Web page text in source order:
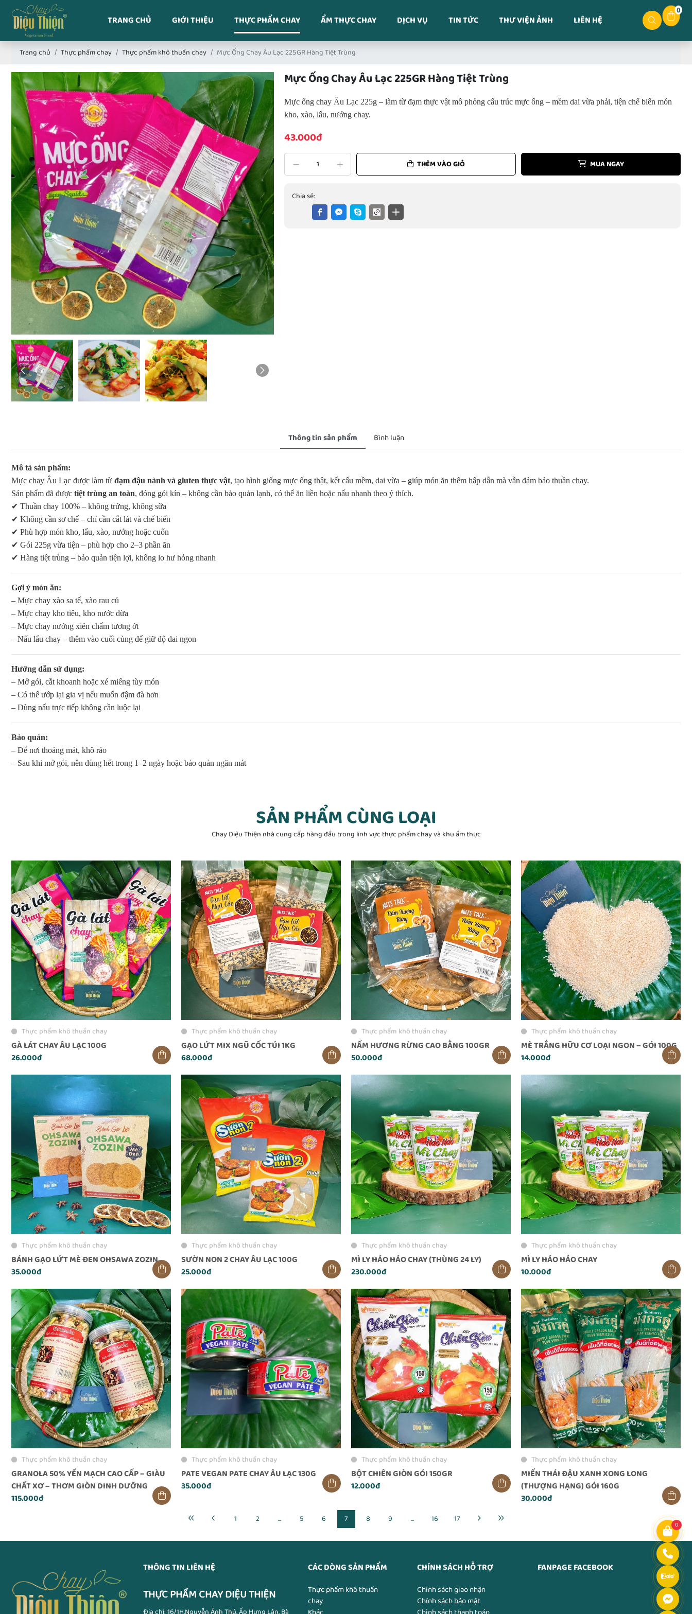
TRANG CHỦ GIỚI THIỆU THỰC PHẨM CHAY ẨM THỰC CHAY DỊCH VỤ TIN TỨC THƯ VIỆN ẢNH LIÊN HỆ 0
Trang chủ Thực phẩm chay Thực phẩm khô thuần chay Mực Ống Chay Âu Lạc 225GR Hàng Tiệt Trùng
Mực Ống Chay Âu Lạc 225GR Hàng Tiệt Trùng
Mực ống chay Âu Lạc 225g – làm từ đạm thực vật mô phỏng cấu trúc mực ống – mềm dai vừa phải, tiện chế biến món
kho, xào, lẩu, nướng chay.
43.000đ
THÊM VÀO GIỎ MUA NGAY
Chia sẻ:
Thông tin sản phẩm Bình luận
Mô tả sản phẩm:
Mực chay Âu Lạc được làm từ đạm đậu nành và gluten thực vật, tạo hình giống mực ống thật, kết cấu mềm, dai vừa – giúp món ăn thêm hấp dẫn mà vẫn đảm bảo thuần chay.
Sản phẩm đã được tiệt trùng an toàn, đóng gói kín – không cần bảo quản lạnh, có thể ăn liền hoặc nấu nhanh theo ý thích.
✔ Thuần chay 100% – không trứng, không sữa
✔ Không cần sơ chế – chỉ cần cắt lát và chế biến
✔ Phù hợp món kho, lẩu, xào, nướng hoặc cuốn
✔ Gói 225g vừa tiện – phù hợp cho 2–3 phần ăn
✔ Hàng tiệt trùng – bảo quản tiện lợi, không lo hư hỏng nhanh
Gợi ý món ăn:
– Mực chay xào sa tế, xào rau củ
– Mực chay kho tiêu, kho nước dừa
– Mực chay nướng xiên chấm tương ớt
– Nấu lẩu chay – thêm vào cuối cùng để giữ độ dai ngon
Hướng dẫn sử dụng:
– Mở gói, cắt khoanh hoặc xé miếng tùy món
– Có thể ướp lại gia vị nếu muốn đậm đà hơn
– Dùng nấu trực tiếp không cần luộc lại
Bảo quản:
– Để nơi thoáng mát, khô ráo
– Sau khi mở gói, nên dùng hết trong 1–2 ngày hoặc bảo quản ngăn mát
SẢN PHẨM CÙNG LOẠI
Chay Diệu Thiện nhà cung cấp hàng đầu trong lĩnh vực thực phẩm chay và khu ẩm thực
Thực phẩm khô thuần chay
GÀ LÁT CHAY ÂU LẠC 100G
26.000đ
Thực phẩm khô thuần chay
GẠO LỨT MIX NGŨ CỐC TÚI 1KG
68.000đ
Thực phẩm khô thuần chay
NẤM HƯƠNG RỪNG CAO BẰNG 100GR
50.000đ
Thực phẩm khô thuần chay
MÈ TRẮNG HỮU CƠ LOẠI NGON – GÓI 100G
14.000đ
Thực phẩm khô thuần chay
BÁNH GẠO LỨT MÈ ĐEN OHSAWA ZOZIN
35.000đ
Thực phẩm khô thuần chay
SƯỜN NON 2 CHAY ÂU LẠC 100G
25.000đ
Thực phẩm khô thuần chay
MÌ LY HẢO HẢO CHAY (THÙNG 24 LY)
230.000đ
Thực phẩm khô thuần chay
MÌ LY HẢO HẢO CHAY
10.000đ
Thực phẩm khô thuần chay
GRANOLA 50% YẾN MẠCH CAO CẤP – GIÀU
CHẤT XƠ – THƠM GIÒN DINH DƯỠNG
115.000đ
Thực phẩm khô thuần chay
PATE VEGAN PATE CHAY ÂU LẠC 130G
35.000đ
Thực phẩm khô thuần chay
BỘT CHIÊN GIÒN GÓI 150GR
12.000đ
Thực phẩm khô thuần chay
MIẾN THÁI ĐẬU XANH XONG LONG
(THƯỢNG HẠNG) GÓI 160G
30.000đ
1 2 ... 5 6 7 8 9 ... 16 17
THÔNG TIN LIÊN HỆ
THỰC PHẨM CHAY DIỆU THIỆN
CÁC DÒNG SẢN PHẨM
Thực phẩm khô thuần
chay
CHÍNH SÁCH HỖ TRỢ
Chính sách giao nhận
Chính sách bảo mật
FANPAGE FACEBOOK
0